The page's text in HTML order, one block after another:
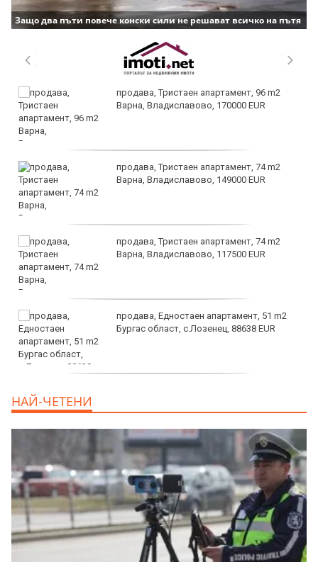
Защо два пъти повече конски сили не решават всичко на пътя
продава, Тристаен апартамент, 96 m2
Варна, Владиславово, 170000 EUR
продава, Тристаен апартамент, 74 m2
Варна, Владиславово, 149000 EUR
продава, Тристаен апартамент, 74 m2
Варна, Владиславово, 117500 EUR
продава, Едностаен апартамент, 51 m2
Бургас област, с.Лозенец, 88638 EUR
EUR
НАЙ-ЧЕТЕНИ